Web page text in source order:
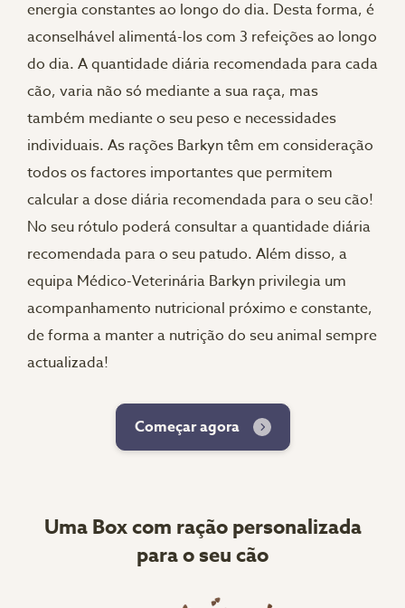
energia constantes ao longo do dia. Desta forma, é
aconselhável alimentá-los com 3 refeições ao longo
do dia. A quantidade diária recomendada para cada
cão, varia não só mediante a sua raça, mas
também mediante o seu peso e necessidades
individuais. As rações Barkyn têm em consideração
todos os factores importantes que permitem
calcular a dose diária recomendada para o seu cão!
No seu rótulo poderá consultar a quantidade diária
recomendada para o seu patudo. Além disso, a
equipa Médico-Veterinária Barkyn privilegia um
acompanhamento nutricional próximo e constante,
de forma a manter a nutrição do seu animal sempre
actualizada!
Começar agora
Uma Box com ração personalizada
para o seu cão